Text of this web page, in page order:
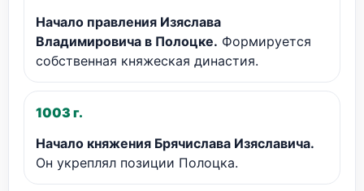
Начало правления Изяслава
Владимировича в Полоцке. Формируется
собственная княжеская династия.
1003 г.
Начало княжения Брячислава Изяславича.
Он укреплял позиции Полоцка.